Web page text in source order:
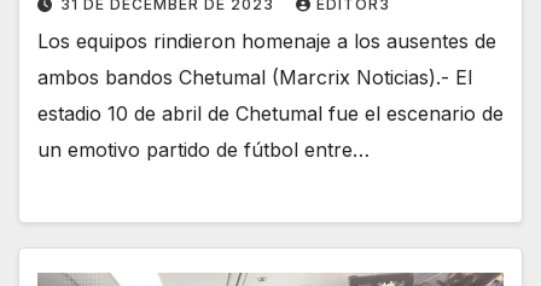
31 DE DECEMBER DE 2023 EDITOR3
Los equipos rindieron homenaje a los ausentes de
ambos bandos Chetumal (Marcrix Noticias).- El
estadio 10 de abril de Chetumal fue el escenario de
un emotivo partido de fútbol entre…